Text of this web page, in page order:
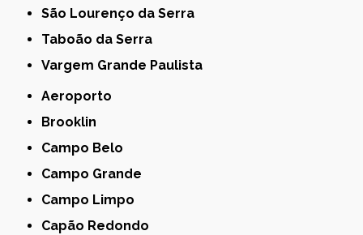
São Lourenço da Serra
Taboão da Serra
Vargem Grande Paulista
Aeroporto
Brooklin
Campo Belo
Campo Grande
Campo Limpo
Capão Redondo